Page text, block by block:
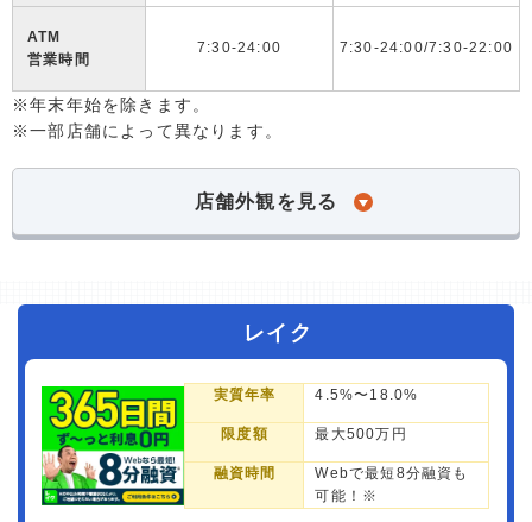
ATM
営業時間
7:30-24:00 7:30-24:00/7:30-22:00
※年末年始を除きます。
※一部店舗によって異なります。
店舗外観を見る
レイク
実質年率 4.5%〜18.0%
限度額 最大500万円
融資時間
Webで最短8分融資も
可能！※